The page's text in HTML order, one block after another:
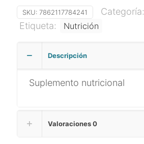
Capsulas
Frasco
SKU: 7862117784241 Categoría:
Etiqueta:
Nutrición
Descripción
Suplemento nutricional
Valoraciones0